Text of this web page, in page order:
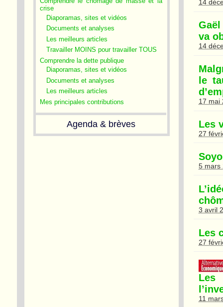
crise
Diaporamas, sites et vidéos
Documents et analyses
Les meilleurs articles
Travailler MOINS pour travailler TOUS
Comprendre la dette publique
Diaporamas, sites et vidéos
Documents et analyses
Les meilleurs articles
Mes principales contributions
Agenda & brèves
14
va
14
le
17 mai
Les
27
5 mars
3 avril
Les
27
Les
11